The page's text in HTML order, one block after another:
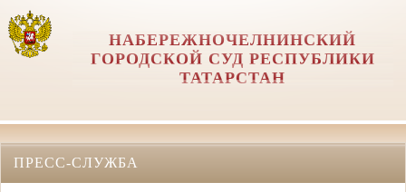
НАБЕРЕЖНОЧЕЛНИНСКИЙ
ГОРОДСКОЙ СУД РЕСПУБЛИКИ
ТАТАРСТАН
ПРЕСС-СЛУЖБА